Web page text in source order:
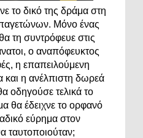
το δικό της δράμα στη
Μόνο ένας
τη συντρόφευε στις
ο αναπόφευκτος
η επαπειλούμενη
και η ανέλπιστη δωρεά
οδηγούσε τελικά το
θα έδειχνε το ορφανό
εύρημα στον
ταυτοποιούταν;